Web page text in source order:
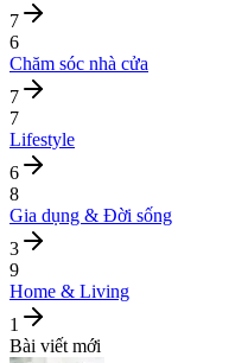
7
6
Chăm sóc nhà cửa
7
7
Lifestyle
6
8
Gia dụng & Đời sống
3
9
Home & Living
1
Bài viết mới